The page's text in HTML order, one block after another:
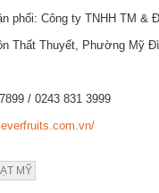
phối: Công ty TNHH TM &
Thất Thuyết, Phường Mỹ
/ 0243 831 3999
MỸ